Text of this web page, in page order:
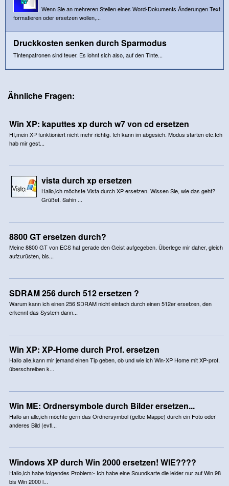
Wenn Sie an mehreren Stellen eines Word-Dokuments Änderungen Text
formatieren oder ersetzen wollen,...
Druckkosten senken durch Sparmodus
Tintenpatronen sind teuer. Es lohnt sich also, auf den Tinte...
Ähnliche Fragen:
Win XP: kaputtes xp durch w7 von cd ersetzen
HI,mein XP funktioniert nicht mehr richtig. Ich kann im abgesich. Modus starten etc.Ich
hab mir gest...
vista durch xp ersetzen
Hallo,ich möchste Vista durch XP ersetzen. Wissen Sie, wie das geht?
GrüßeI. Sahin ...
8800 GT ersetzen durch?
Meine 8800 GT von ECS hat gerade den Geist aufgegeben. Überlege mir daher, gleich
aufzurüsten, bis...
SDRAM 256 durch 512 ersetzen ?
Warum kann ich einen 256 SDRAM nicht einfach durch einen 512er ersetzen, den
erkennt das System dann...
Win XP: XP-Home durch Prof. ersetzen
Hallo alle,kann mir jemand einen Tip geben, ob und wie ich Win-XP Home mit XP-prof.
überschreiben k...
Win ME: Ordnersymbole durch Bilder ersetzen...
Hallo an alle,ich möchte gern das Ordnersymbol (gelbe Mappe) durch ein Foto oder
anderes Bild (evtl...
Windows XP durch Win 2000 ersetzen! WIE????
Hallo,ich habe folgendes Problem:- Ich habe eine Soundkarte die leider nur auf Win 98
bis Win 2000 l...